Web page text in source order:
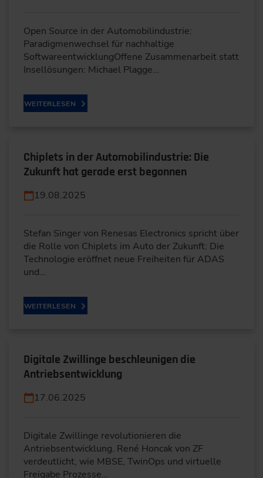
Open Source in der Automobilindustrie:
Paradigmenwechsel für nachhaltige
SoftwareentwicklungOffene Zusammenarbeit statt
Insellösungen: Michael Plagge…
WEITERLESEN
Chiplets in der Automobilindustrie: Die
Zukunft hat gerade erst begonnen
19.08.2025
Stefan Singer von Renesas Electronics spricht über
die Rolle von Chiplets im Auto der Zukunft: Die
Technologie eröffnet neue Freiheiten für ADAS
und…
WEITERLESEN
Digitale Zwillinge beschleunigen die
Antriebsentwicklung
17.06.2025
Digitale Zwillinge revolutionieren die
Antriebsentwicklung. René Honcak von ZF
verdeutlicht, wie MBSE, TwinOps und virtuelle
Freigabe Prozesse…